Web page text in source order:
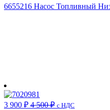
6655216 Насос Топливный
3 900 ₽ 4 500₽ с НДС